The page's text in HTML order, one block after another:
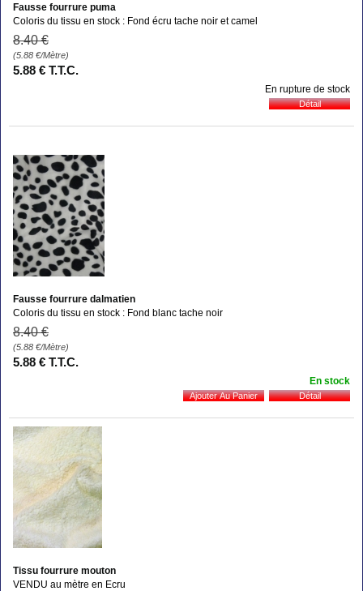
Fausse fourrure puma
Coloris du tissu en stock : Fond écru tache noir et camel
8.40 €
(5.88 €/Mètre)
5.88 € T.T.C.
En rupture de stock
Fausse fourrure dalmatien
Coloris du tissu en stock : Fond blanc tache noir
8.40 €
(5.88 €/Mètre)
5.88 € T.T.C.
En stock
Tissu fourrure mouton
VENDU au mètre en Ecru